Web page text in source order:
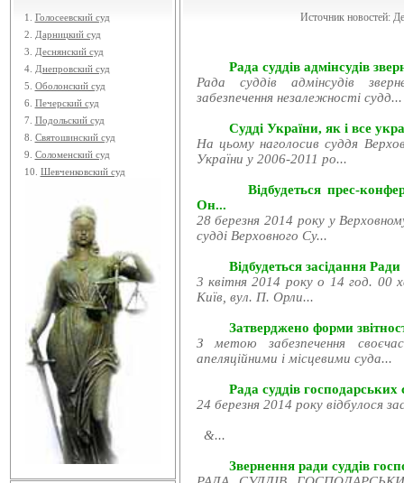
1. Голосеевский суд
2.
Дарницкий суд
3.
Деснянский суд
4. Днепровский суд
5. Оболонский суд
6. Печерский суд
7. Подольский суд
8. Святошинский суд
9. Соломенский суд
10. Шевченковский суд
Источник новостей:
Рада суддів адмінсудів
Рада суддів адмінсудів
забезпечення незалежності судд...
Судді України, як і все
На цьому наголосив суддя
України у 2006-2011 ро...
Відбудеться прес-
Он...
28 березня 2014 року у
судді Верховного Су...
Відбудеться засідання
3 квітня 2014 року о 14 год. 00
Київ, вул. П. Орли...
Затверджено форми
З метою забезпечення
апеляційними і місцевими суда...
Рада суддів господарських
24 березня 2014 року відбулося
&...
Звернення ради суддів